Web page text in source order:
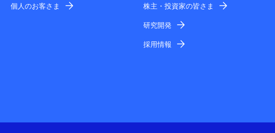
個人のお客さま 株主・投資家の皆さま
研究開発
採用情報